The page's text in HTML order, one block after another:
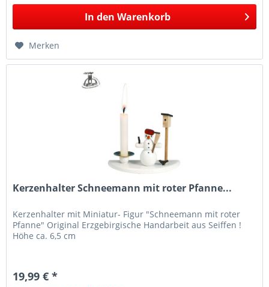
In den Warenkorb
Merken
Kerzenhalter Schneemann mit roter Pfanne...
Kerzenhalter mit Miniatur- Figur "Schneemann mit roter
Pfanne" Original Erzgebirgische Handarbeit aus Seiffen !
Höhe ca. 6,5 cm
19,99 € *